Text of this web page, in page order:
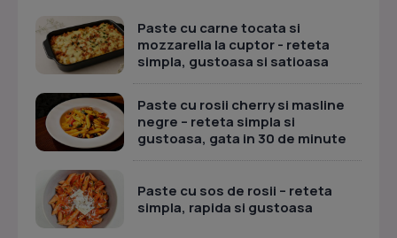
Paste cu carne tocata si
mozzarella la cuptor - reteta
simpla, gustoasa si satioasa
Paste cu rosii cherry si masline
negre – reteta simpla si
gustoasa, gata in 30 de minute
Paste cu sos de rosii – reteta
simpla, rapida si gustoasa